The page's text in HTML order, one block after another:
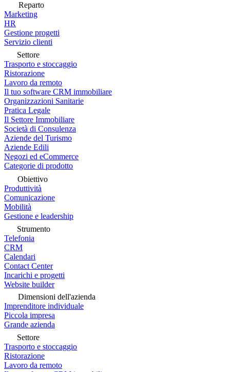
Reparto
Marketing
HR
Gestione progetti
Servizio clienti
Settore
Trasporto e stoccaggio
Ristorazione
Lavoro da remoto
Il tuo software CRM immobiliare
Organizzazioni Sanitarie
Pratica Legale
Il Settore Immobiliare
Società di Consulenza
Aziende del Turismo
Aziende Edili
Negozi ed eCommerce
Categorie di prodotto
Obiettivo
Produttività
Comunicazione
Mobilità
Gestione e leadership
Strumento
Telefonia
CRM
Calendari
Contact Center
Incarichi e progetti
Website builder
Dimensioni dell'azienda
Imprenditore individuale
Piccola impresa
Grande azienda
Settore
Trasporto e stoccaggio
Ristorazione
Lavoro da remoto